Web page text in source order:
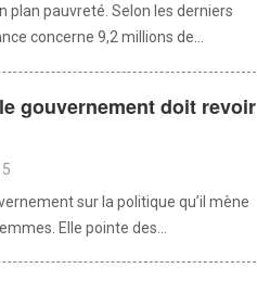
plan pauvreté. Selon les derniers
concerne 9,2 millions de...
gouvernement doit revoir
sur la politique qu’il mène
Elle pointe des...